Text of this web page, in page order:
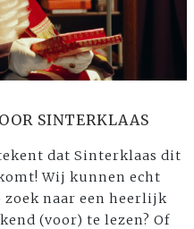
SINTERKLAAS
dat Sinterklaas dit
Wij kunnen echt
naar een heerlijk
(voor) te lezen? Of